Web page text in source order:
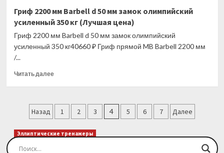
ДИСК
«АНТАТ»
ТРЕНИРОВОЧНЫЙ
ОБРЕЗИНЕННЫЙ
ПОСАДОЧНЫЙ
(Лучшая
цена)
Гриф 2200 мм Barbell d 50 мм замок олимпийский
усиленный 350 кг (Лучшая цена)
Гриф 2200 мм Barbell d 50 мм замок олимпийский
усиленный 350 кг40660 ₽ Гриф прямой MB Barbell 2200 мм
/...
Читать далееПрочитать
2200
мм
Barbell
d
Пагинация
записей
Назад 1 2 3 4 5 6 7 Далее
Эллиптические тренажеры
Эллиптический тренажер EVO FITNESS Orion